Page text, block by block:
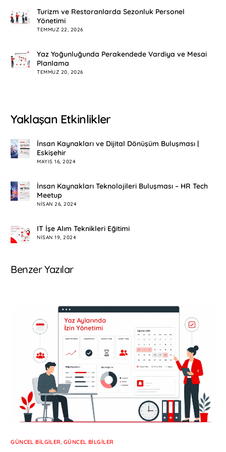
Turizm ve Restoranlarda Sezonluk Personel
Yönetimi
TEMMUZ 22, 2026
Yaz Yoğunluğunda Perakendede Vardiya ve Mesai
Planlama
TEMMUZ 20, 2026
Yaklaşan Etkinlikler
İnsan Kaynakları ve Dijital Dönüşüm Buluşması |
Eskişehir
MAYIS 16, 2024
İnsan Kaynakları Teknolojileri Buluşması – HR Tech
Meetup
NISAN 26, 2024
IT İşe Alım Teknikleri Eğitimi
NISAN 19, 2024
Benzer Yazılar
GÜNCEL BILGILER, GÜNCEL BILGILER